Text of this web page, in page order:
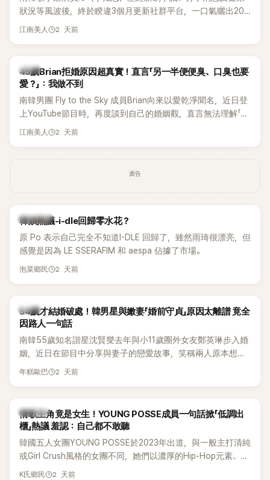
狀況等風波後，終於睽違3個月更新社群平台，一口氣曬出20
張近況照，讓大批粉絲又驚又喜。不過，比起照片本身，更引
江南美人 2 天前
韓星
45歲Brian拒婚原因超真實！直言「另一半便便臭、口臭也要
愛？」：我做不到
南韓男團 Fly to the Sky 成員Brian向來以愛乾淨聞名，近日登
上YouTube節目時，再度談到自己的婚姻觀，直言無法理解「連
另一半的口臭、便便臭都要愛」這種說法，更大方表明自己是不
江南美人 2 天前
廣告
熱議討論
韓娛熱議-i-dle回歸零水花？
原 Po 表示自己完全不知道I-DLE 回歸了，雖然雨琦很漂亮，但
感覺是因為 LE SSERAFIM 和 aespa 佔據了市場。
泡菜鄉民 2 天前
韓星
54歲才結婚破處！韓男星與嫩妻「婚前守貞」原因太離譜 竟全
因路人一句話
南韓55歲知名諧星沈賢燮去年與小11歲圈外女友鄭英琳步入婚
姻，近日在節目中分享與妻子的戀愛故事，笑稱兩人原本想享
受兩人世界，沒想到站在飯店門口時竟被路人認出，還一路替
年糕歐巴 2 天前
K-POP
情歌主角竟是女生！YOUNG POSSE成員一句話掀「低調出
櫃」熱議 羞認：自己都不敢聽
韓國五人女團YOUNG POSSE於2023年出道，與一般主打清純
或Girl Crush風格的女團不同，她們以濃厚的Hip-Hop元素、自
創Rap及成員親自參與創作為特色，MV也融入美式街頭、塗
K氏鄉民 2 天前